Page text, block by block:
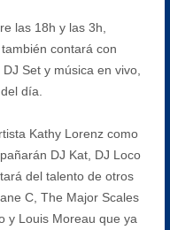
las 18h y las 3h,
contará con
Set y música en vivo,
día.
Kathy Lorenz como
DJ Kat, DJ Loco
del talento de otros
C, The Major Scales
y Louis Moreau que ya